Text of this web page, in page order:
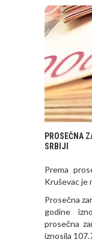
PROSEČNA
SRBIJI
Prema
Kruševac je
Prosečna
godine
prosečna
iznosila